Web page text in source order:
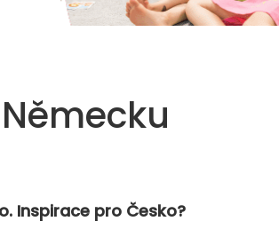
Inspirace pro Česko?